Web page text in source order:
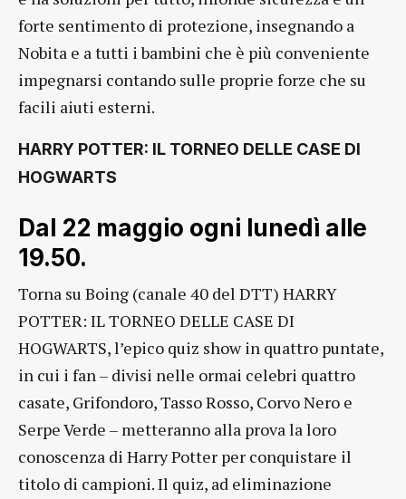
forte sentimento di protezione, insegnando a
Nobita e a tutti i bambini che è più conveniente
impegnarsi contando sulle proprie forze che su
facili aiuti esterni.
HARRY POTTER: IL TORNEO DELLE CASE DI
HOGWARTS
Dal 22 maggio ogni lunedì alle
19.50.
Torna su Boing (canale 40 del DTT) HARRY
POTTER: IL TORNEO DELLE CASE DI
HOGWARTS, l’epico quiz show in quattro puntate,
in cui i fan – divisi nelle ormai celebri quattro
casate, Grifondoro, Tasso Rosso, Corvo Nero e
Serpe Verde – metteranno alla prova la loro
conoscenza di Harry Potter per conquistare il
titolo di campioni. Il quiz, ad eliminazione